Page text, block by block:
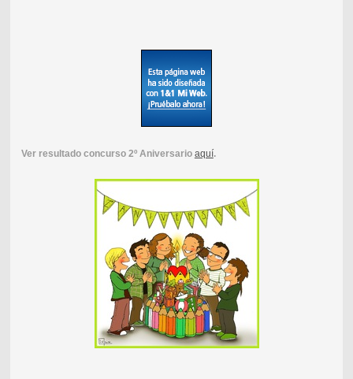
Ver resultado concurso 2º Aniversario aquí.